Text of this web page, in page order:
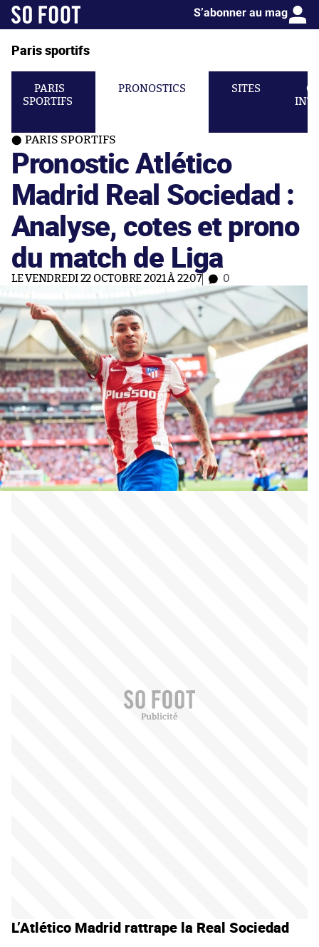
S’abonner au mag
Paris sportifs
PARIS
SPORTIFS
PRONOSTICS SITES
PARIS SPORTIFS
Pronostic Atlético
Madrid Real Sociedad :
Analyse, cotes et prono
du match de Liga
LE VENDREDI 22 OCTOBRE 2021 À 22:07 0
L’Atlético Madrid rattrape la Real Sociedad